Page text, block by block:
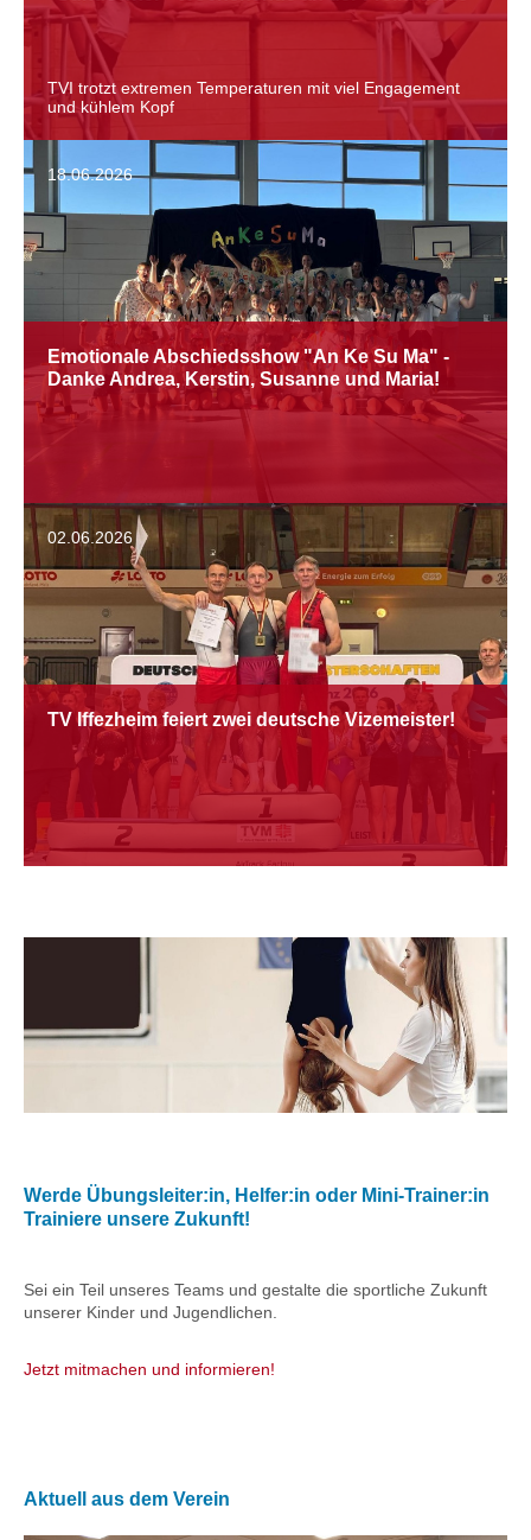
TVI trotzt extremen Temperaturen mit viel Engagement
und kühlem Kopf
18.06.2026
Emotionale Abschiedsshow "An Ke Su Ma" -
Danke Andrea, Kerstin, Susanne und Maria!
02.06.2026
TV Iffezheim feiert zwei deutsche Vizemeister!
Werde Übungsleiter:in, Helfer:in oder Mini-Trainer:in
Trainiere unsere Zukunft!
Sei ein Teil unseres Teams und gestalte die sportliche Zukunft
unserer Kinder und Jugendlichen.
Jetzt mitmachen und informieren!
Aktuell aus dem Verein